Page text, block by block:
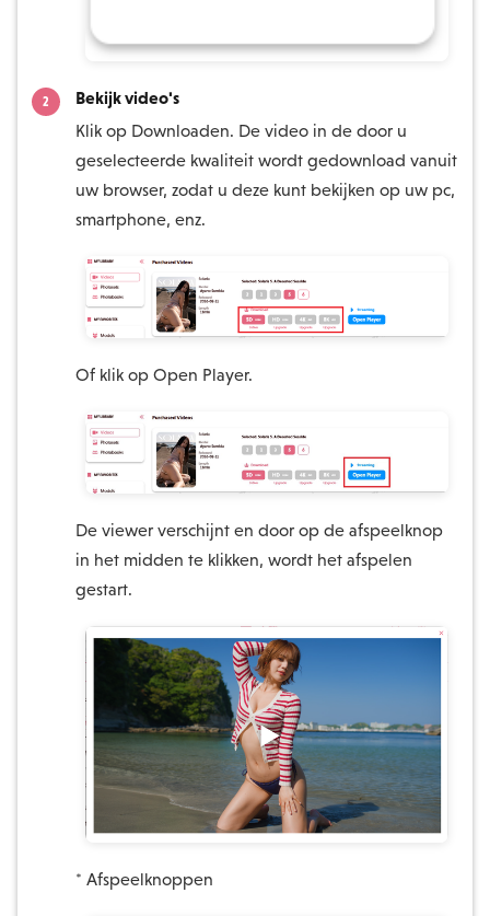
Bekijk video's
Klik op Downloaden. De video in de door u
geselecteerde kwaliteit wordt gedownload vanuit
uw browser, zodat u deze kunt bekijken op uw pc,
smartphone, enz.
Of klik op Open Player.
De viewer verschijnt en door op de afspeelknop
in het midden te klikken, wordt het afspelen
gestart.
* Afspeelknoppen